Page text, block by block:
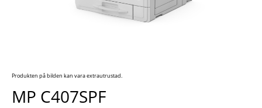
Produkten på bilden kan vara extrautrustad.
MP C407SPF